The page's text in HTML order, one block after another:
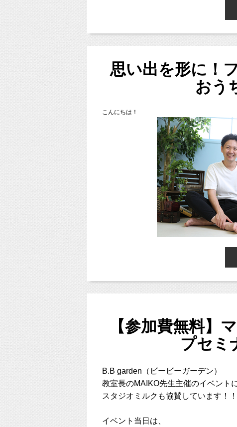
とってもかわいいですよね♡
思いっきり楽しませてあげましょう♪
７月〜９月末まで
【料金】
並べて飾った時に成長が見えて面白いですよ！
https://page.line.me/studiomilk
↑上記のページからもおともだち登録出来ますの
ぜひ登録してみてくださいね（＾＾）
今後LINE予約限定撮影イベントなども計画中です♡
思い出を形に！
おう
こ んにちは！
スタジオ
（西荻窪徒歩３分の駅近・ペットOKスタジオ、
中央線、総武線、東西線沿線の荻窪、吉祥寺や
東京都新宿区や中央区、千代田区、世田谷区、
他、千葉県、埼玉県、神奈川県、宮城県、茨城県
ります！）
【参加費無料】
プセミ
B.B garden（ビービーガーデン）
教室長のMAIKO先生主催のイベント
スタジオミルクも協賛しています！！
イベント当日は、